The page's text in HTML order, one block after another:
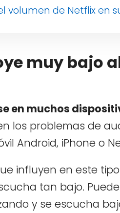
volumen de Netflix en
muy bajo
en muchos
los problemas de
Android, iPhone o
influyen en este
tan bajo.
y se escucha